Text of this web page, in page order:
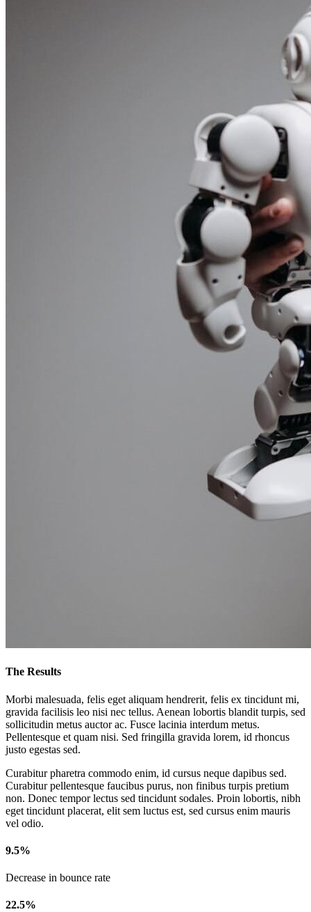
The Results
Morbi malesuada, felis eget aliquam hendrerit, felis ex tincidunt mi,
gravida facilisis leo nisi nec tellus. Aenean lobortis blandit turpis, sed
sollicitudin metus auctor ac. Fusce lacinia interdum metus.
Pellentesque et quam nisi. Sed fringilla gravida lorem, id rhoncus
justo egestas sed.
Curabitur pharetra commodo enim, id cursus neque dapibus sed.
Curabitur pellentesque faucibus purus, non finibus turpis pretium
non. Donec tempor lectus sed tincidunt sodales. Proin lobortis, nibh
eget tincidunt placerat, elit sem luctus est, sed cursus enim mauris
vel odio.
9.5%
Decrease in bounce rate
22.5%